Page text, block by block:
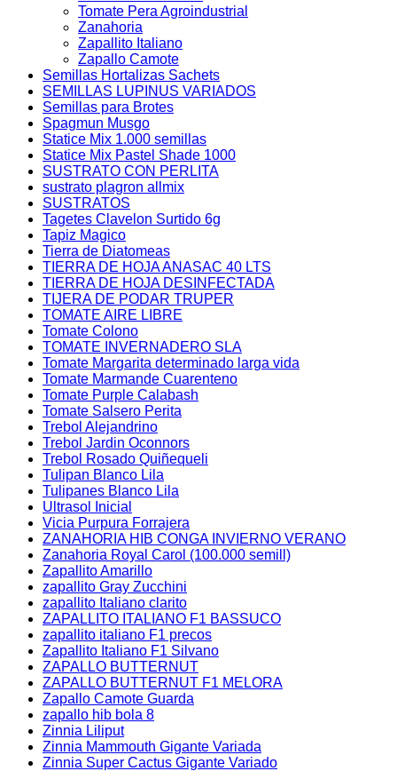
Tomate Pera Agroindustrial
Zanahoria
Zapallito Italiano
Zapallo Camote
Semillas Hortalizas Sachets
SEMILLAS LUPINUS VARIADOS
Semillas para Brotes
Spagmun Musgo
Statice Mix 1.000 semillas
Statice Mix Pastel Shade 1000
SUSTRATO CON PERLITA
sustrato plagron allmix
SUSTRATOS
Tagetes Clavelon Surtido 6g
Tapiz Magico
Tierra de Diatomeas
TIERRA DE HOJA ANASAC 40 LTS
TIERRA DE HOJA DESINFECTADA
TIJERA DE PODAR TRUPER
TOMATE AIRE LIBRE
Tomate Colono
TOMATE INVERNADERO SLA
Tomate Margarita determinado larga vida
Tomate Marmande Cuarenteno
Tomate Purple Calabash
Tomate Salsero Perita
Trebol Alejandrino
Trebol Jardin Oconnors
Trebol Rosado Quiñequeli
Tulipan Blanco Lila
Tulipanes Blanco Lila
Ultrasol Inicial
Vicia Purpura Forrajera
ZANAHORIA HIB CONGA INVIERNO VERANO
Zanahoria Royal Carol (100.000 semill)
Zapallito Amarillo
zapallito Gray Zucchini
zapallito Italiano clarito
ZAPALLITO ITALIANO F1 BASSUCO
zapallito italiano F1 precos
Zapallito Italiano F1 Silvano
ZAPALLO BUTTERNUT
ZAPALLO BUTTERNUT F1 MELORA
Zapallo Camote Guarda
zapallo hib bola 8
Zinnia Liliput
Zinnia Mammouth Gigante Variada
Zinnia Super Cactus Gigante Variado